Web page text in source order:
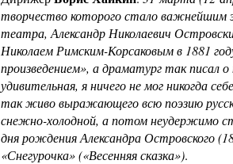
творчество которого стало важнейшим
театра, Александр Николаевич
Николаем Римским-Корсаковым в 1881
произведением», а драматург так писал
удивительная, я ничего не мог никогда
так живо выражающего всю поэзию
снежно-холодной, а потом неудержимо
дня рождения Александра Островского
«Снегурочка» («Весенняя сказка»).